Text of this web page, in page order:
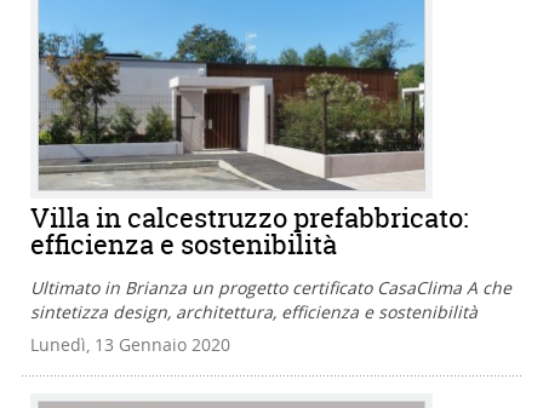
Villa in calcestruzzo prefabbricato:
efficienza e sostenibilità
Ultimato in Brianza un progetto certificato CasaClima A che
sintetizza design, architettura, efficienza e sostenibilità
Lunedì, 13 Gennaio 2020